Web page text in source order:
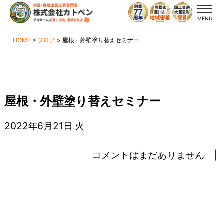
MENU
HOME > ブログ > 屋根・外壁塗り替えセミナー
屋根・外壁塗り替えセミナー
2022年6月21日 火
コメントはまだありません |